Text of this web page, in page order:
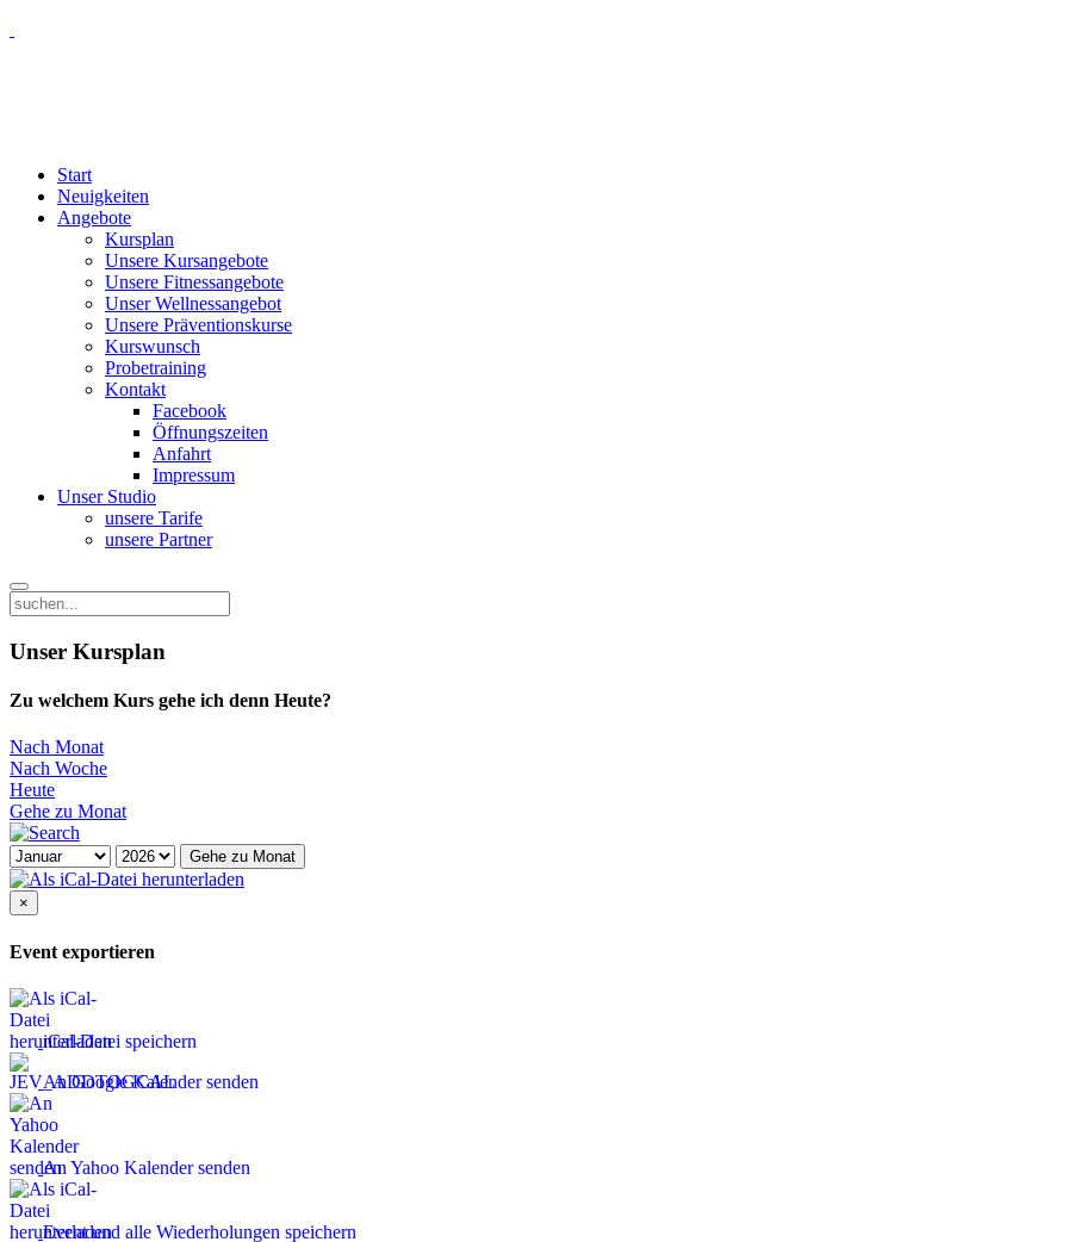
Start
Neuigkeiten
Angebote
Kursplan
Unsere Kursangebote
Unsere Fitnessangebote
Unser Wellnessangebot
Unsere Präventionskurse
Kurswunsch
Probetraining
Kontakt
Facebook
Öffnungszeiten
Anfahrt
Impressum
Unser Studio
unsere Tarife
unsere Partner
Unser Kursplan
Zu welchem Kurs gehe ich denn Heute?
Nach Monat
Nach Woche
Heute
Gehe zu Monat
Gehe zu Monat
×
Event exportieren
iCal-Datei speichern
An Google Kalender senden
An Yahoo Kalender senden
Event und alle Wiederholungen speichern